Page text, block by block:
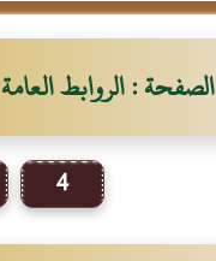
الصفحة : الروابط العامة
4